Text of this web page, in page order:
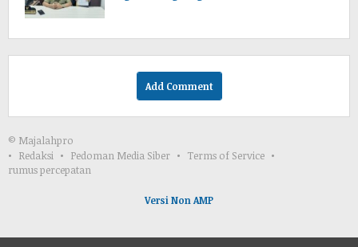
Add Comment
© Majalahpro
Redaksi
Pedoman Media Siber
Terms of Service
rumus percepatan
Versi Non AMP